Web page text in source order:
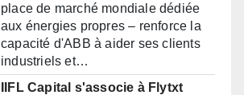
place de marché mondiale dédiée
aux énergies propres – renforce la
capacité d'ABB à aider ses clients
industriels et…
IIFL Capital s'associe à Flytxt